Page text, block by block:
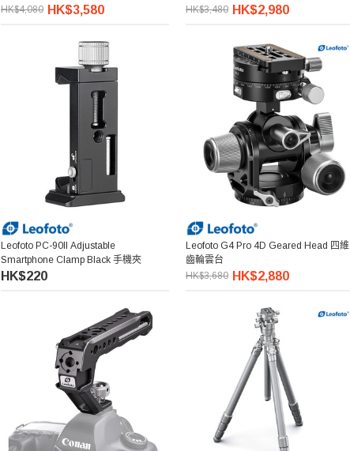
HK$4,080 HK$3,580
HK$3,480 HK$2,980
Leofoto PC-90II Adjustable
Smartphone Clamp Black 手機夾
HK$220
Leofoto G4 Pro 4D Geared Head 四維
齒輪雲台
HK$3,680 HK$2,880